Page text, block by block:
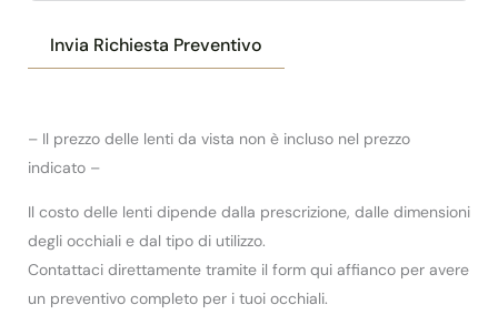
Invia Richiesta Preventivo
– Il prezzo delle lenti da vista non è incluso nel prezzo
indicato –
Il costo delle lenti dipende dalla prescrizione, dalle dimensioni
degli occhiali e dal tipo di utilizzo.
Contattaci direttamente tramite il form qui affianco per avere
un preventivo completo per i tuoi occhiali.